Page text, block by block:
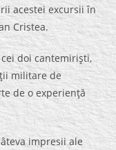
acestei excursii în
Cristea.
doi cantemirişti,
militare de
de o experienţă
impresii ale